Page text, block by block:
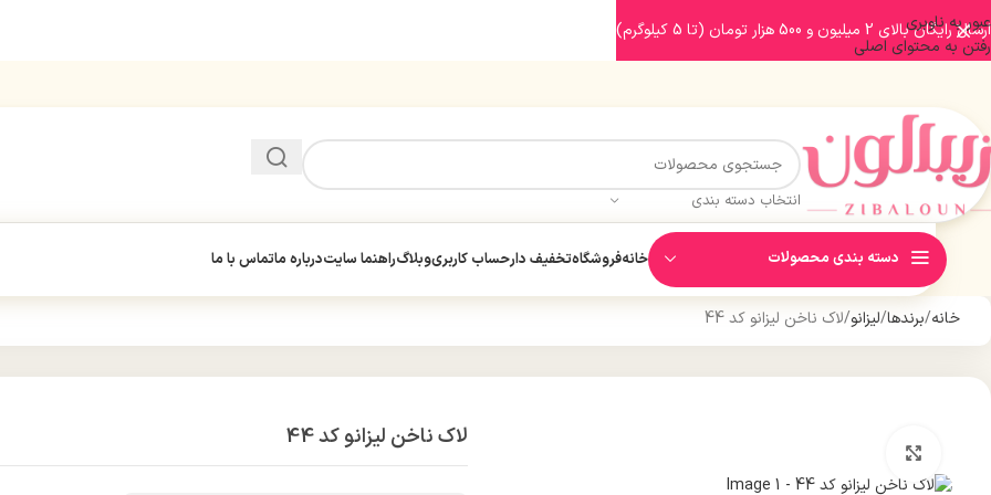
عبور به ناوبری
رفتن به محتوای اصلی
انتخاب دسته بندی
دسته بندی محصولات خانهفروشگاهتخفیف دارحساب کاربریوبلاگراهنما سایتدرباره ماتماس با ما
خانه برندها لیزانو لاک ناخن لیزانو کد 44
لاک ناخن لیزانو کد 44
ارسال رایگان بالای 2 میلیون و 500 هزار تومان (تا 5 کیلوگرم)